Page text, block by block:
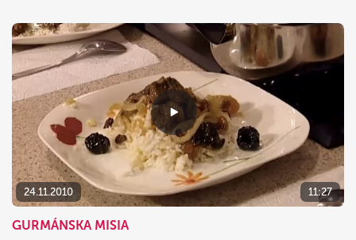
24.11.2010 11:27
GURMÁNSKA MISIA